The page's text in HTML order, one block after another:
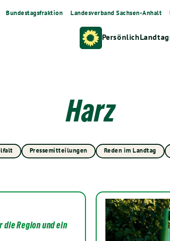
Bundestagsfraktion Landesverband Sachsen-Anhalt
Persönlich
Harz
Pressemitteilungen Reden im Landtag
Region und ein